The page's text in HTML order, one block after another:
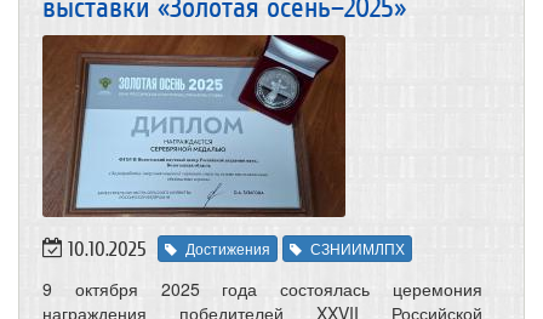
выставки «Золотая осень–2025»
10.10.2025 Достижения СЗНИИМЛПХ
9 октября 2025 года состоялась церемония
награждения победителей XXVII Российской